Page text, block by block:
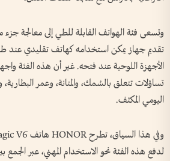
وتسعى فئة الهواتف القابلة للطي إلى معالجة
تقديم جهاز يمكن استخدامه كهاتف تقليدي عند
الأجهزة اللوحية عند فتحه. غير أن هذه الفئة
تساؤلات تتعلق بالسُمك، والمتانة، وعمر
اليومي المكثف.
لدفع هذه الفئة نحو الاستخدام المهني، عبر